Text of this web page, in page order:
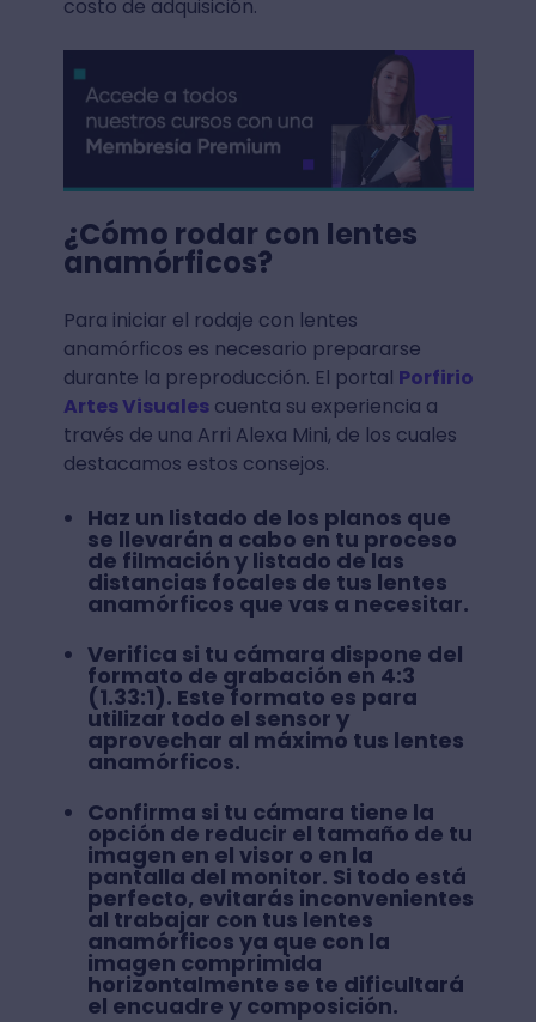
costo de adquisición.
¿Cómo rodar con lentes
anamórficos?
Para iniciar el rodaje con lentes
anamórficos es necesario prepararse
durante la preproducción. El portal Porfirio
Artes Visualescuenta su experiencia a
través de una Arri Alexa Mini, de los cuales
destacamos estos consejos.
Haz un listado de los planos que
se llevarán a cabo en tu proceso
de filmación y listado de las
distancias focales de tus lentes
anamórficos que vas a necesitar.
Verifica si tu cámara dispone del
formato de grabación en 4:3
(1.33:1). Este formato es para
utilizar todo el sensor y
aprovechar al máximo tus lentes
anamórficos.
Confirma si tu cámara tiene la
opción de reducir el tamaño de tu
imagen en el visor o en la
pantalla del monitor. Si todo está
perfecto, evitarás inconvenientes
al trabajar con tus lentes
anamórficos ya que con la
imagen comprimida
horizontalmente se te dificultará
el encuadre y composición.